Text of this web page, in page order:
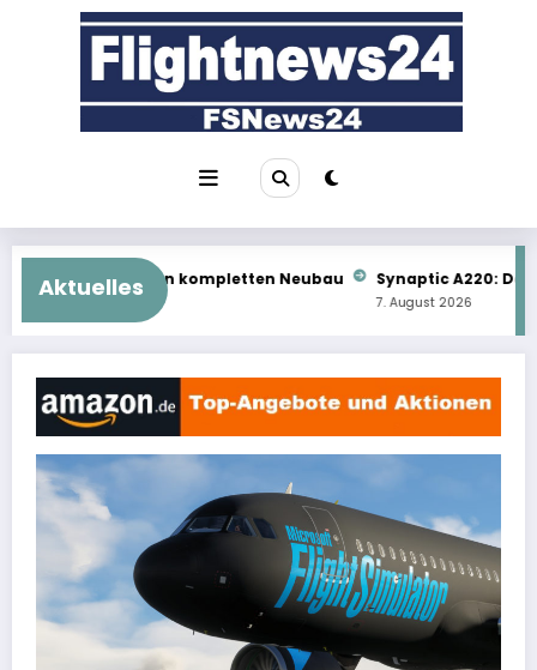
Aktuelles
Neubau Synaptic A220: Das kommt als Nächstes